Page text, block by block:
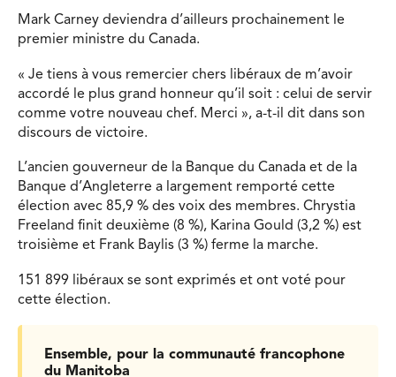
Mark Carney deviendra d’ailleurs prochainement le
premier ministre du Canada.
« Je tiens à vous remercier chers libéraux de m’avoir
accordé le plus grand honneur qu’il soit : celui de servir
comme votre nouveau chef. Merci », a-t-il dit dans son
discours de victoire.
L’ancien gouverneur de la Banque du Canada et de la
Banque d’Angleterre a largement remporté cette
élection avec 85,9 % des voix des membres. Chrystia
Freeland finit deuxième (8 %), Karina Gould (3,2 %) est
troisième et Frank Baylis (3 %) ferme la marche.
151 899 libéraux se sont exprimés et ont voté pour
cette élection.
Ensemble, pour la communauté francophone
du Manitoba